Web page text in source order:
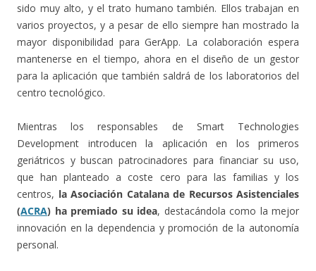
sido muy alto, y el trato humano también. Ellos trabajan en
varios proyectos, y a pesar de ello siempre han mostrado la
mayor disponibilidad para GerApp. La colaboración espera
mantenerse en el tiempo, ahora en el diseño de un gestor
para la aplicación que también saldrá de los laboratorios del
centro tecnológico.
Mientras los responsables de Smart Technologies
Development introducen la aplicación en los primeros
geriátricos y buscan patrocinadores para financiar su uso,
que han planteado a coste cero para las familias y los
centros, la Asociación Catalana de Recursos Asistenciales
(ACRA) ha premiado su idea, destacándola como la mejor
innovación en la dependencia y promoción de la autonomía
personal.